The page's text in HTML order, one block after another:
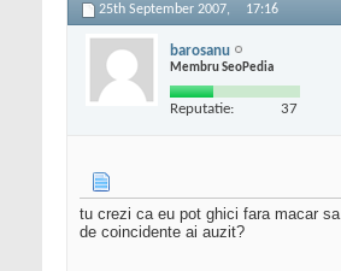
25th September 2007, 17:16
barosanu
Membru SeoPedia
Reputatie: 37
tu crezi ca eu pot ghici fara macar
de coincidente ai auzit?